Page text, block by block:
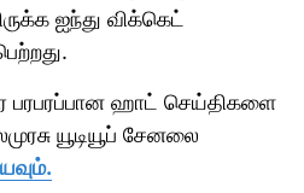
ஐந்து விக்கெட்
பரபரப்பான ஹாட் செய்திகளை
யூடியூப் சேனலை